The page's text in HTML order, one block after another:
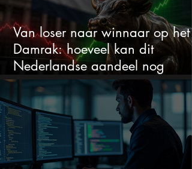
Van loser naar winnaar op het
Damrak: hoeveel kan dit
Nederlandse aandeel nog
stijgen?